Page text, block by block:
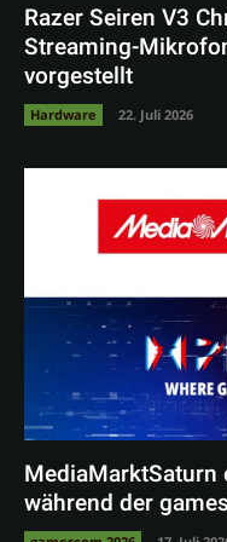
Razer Seiren V3
Streaming-
vorgestellt
Hardware 22. Juli 2026
während der